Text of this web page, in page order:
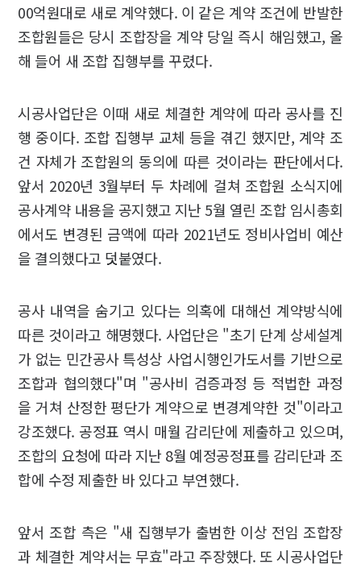
00억원대로 새로 계약했다. 이 같은 계약 조건에 반발한
조합원들은 당시 조합장을 계약 당일 즉시 해임했고, 올
해 들어 새 조합 집행부를 꾸렸다.
시공사업단은 이때 새로 체결한 계약에 따라 공사를 진
행 중이다. 조합 집행부 교체 등을 겪긴 했지만, 계약 조
건 자체가 조합원의 동의에 따른 것이라는 판단에서다.
앞서 2020년 3월부터 두 차례에 걸쳐 조합원 소식지에
공사계약 내용을 공지했고 지난 5월 열린 조합 임시총회
에서도 변경된 금액에 따라 2021년도 정비사업비 예산
을 결의했다고 덧붙였다.
공사 내역을 숨기고 있다는 의혹에 대해선 계약방식에
따른 것이라고 해명했다. 사업단은 "초기 단계 상세설계
가 없는 민간공사 특성상 사업시행인가도서를 기반으로
조합과 협의했다"며 "공사비 검증과정 등 적법한 과정
을 거쳐 산정한 평단가 계약으로 변경계약한 것"이라고
강조했다. 공정표 역시 매월 감리단에 제출하고 있으며,
조합의 요청에 따라 지난 8월 예정공정표를 감리단과 조
합에 수정 제출한 바 있다고 부연했다.
앞서 조합 측은 "새 집행부가 출범한 이상 전임 조합장
과 체결한 계약서는 무효"라고 주장했다. 또 시공사업단